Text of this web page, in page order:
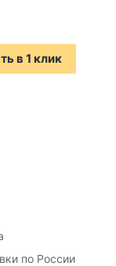
в 1 клик
по России